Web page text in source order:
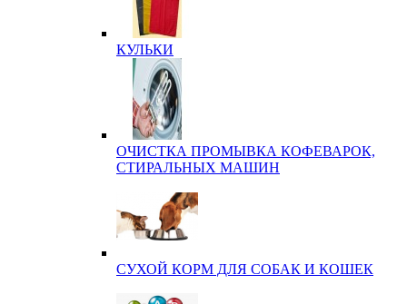
КУЛЬКИ
ОЧИСТКА ПРОМЫВКА КОФЕВАРОК,
СТИРАЛЬНЫХ МАШИН
СУХОЙ КОРМ ДЛЯ СОБАК И КОШЕК